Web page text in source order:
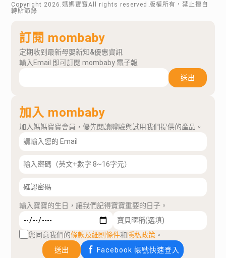
Copyright 2026 .媽媽寶寶All rights reserved.版權所有，禁止擅自
轉貼節錄
訂閱 mombaby
定期收到最新母嬰新知&優惠資訊
輸入Email 即可訂閱 mombaby 電子報
送出
加入 mombaby
加入媽媽寶寶會員，優先閱讀體驗與試用我們提供的產品。
輸入寶寶的生日，讓我們記得寶寶重要的日子。
您同意我們的條款及細則條件和隱私政策 。
送出
Facebook 帳號快速登入